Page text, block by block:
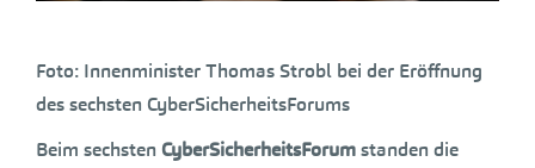
Foto: Innenminister Thomas Strobl bei der Eröffnung
des sechsten CyberSicherheitsForums
Beim sechsten CyberSicherheitsForumstanden die